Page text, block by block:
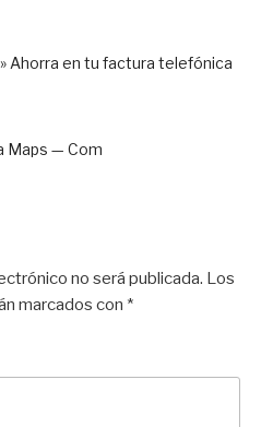
Ahorra en tu factura telefónica
Maps — Com
no será publicada. Los
marcados con *